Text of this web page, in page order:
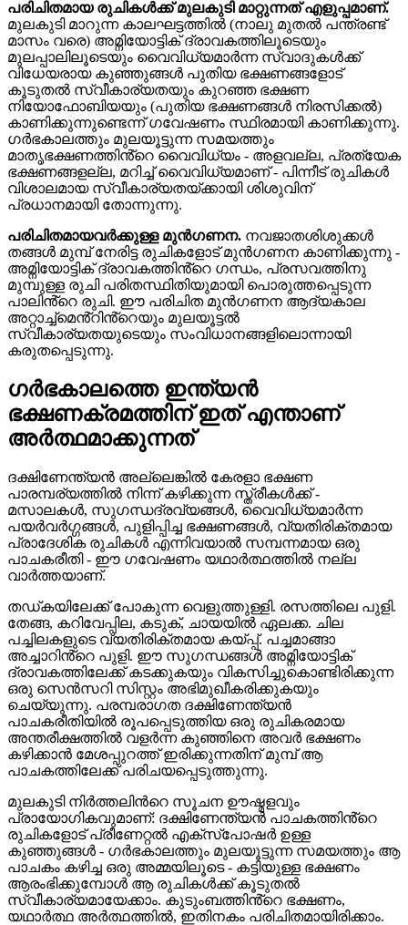
പരിചിതമായ രുചികൾക്ക് മുലകുടി മാറ്റുന്നത് എളുപ്പമാണ്.
മുലകുടി മാറുന്ന കാലഘട്ടത്തിൽ (നാലു മുതൽ പന്ത്രണ്ട്
മാസം വരെ) അമ്നിയോട്ടിക് ദ്രാവകത്തിലൂടെയും
മുലപ്പാലിലൂടെയും വൈവിധ്യമാർന്ന സ്വാദുകൾക്ക്
വിധേയരായ കുഞ്ഞുങ്ങൾ പുതിയ ഭക്ഷണങ്ങളോട്
കൂടുതൽ സ്വീകാര്യതയും കുറഞ്ഞ ഭക്ഷണ
നിയോഫോബിയയും (പുതിയ ഭക്ഷണങ്ങൾ നിരസിക്കൽ)
കാണിക്കുന്നുണ്ടെന്ന് ഗവേഷണം സ്ഥിരമായി കാണിക്കുന്നു.
ഗർഭകാലത്തും മുലയൂട്ടുന്ന സമയത്തും
മാതൃഭക്ഷണത്തിൻ്റെ വൈവിധ്യം - അളവല്ല, പ്രത്യേക
ഭക്ഷണങ്ങളല്ല, മറിച്ച് വൈവിധ്യമാണ് - പിന്നീട് രുചികൾ
വിശാലമായ സ്വീകാര്യതയ്ക്കായി ശിശുവിന്
പ്രധാനമായി തോന്നുന്നു.
പരിചിതമായവർക്കുള്ള മുൻഗണന. നവജാതശിശുക്കൾ
തങ്ങൾ മുമ്പ് നേരിട്ട രുചികളോട് മുൻഗണന കാണിക്കുന്നു -
അമ്നിയോട്ടിക് ദ്രാവകത്തിൻ്റെ ഗന്ധം, പ്രസവത്തിനു
മുമ്പുള്ള രുചി പരിതസ്ഥിതിയുമായി പൊരുത്തപ്പെടുന്ന
പാലിൻ്റെ രുചി. ഈ പരിചിത മുൻഗണന ആദ്യകാല
അറ്റാച്ച്മെൻ്റിൻ്റെയും മുലയൂട്ടൽ
സ്വീകാര്യതയുടെയും സംവിധാനങ്ങളിലൊന്നായി
കരുതപ്പെടുന്നു.
ഗർഭകാലത്തെ ഇന്ത്യൻ
ഭക്ഷണക്രമത്തിന് ഇത് എന്താണ്
അർത്ഥമാക്കുന്നത്
ദക്ഷിണേന്ത്യൻ അല്ലെങ്കിൽ കേരളാ ഭക്ഷണ
പാരമ്പര്യത്തിൽ നിന്ന് കഴിക്കുന്ന സ്ത്രീകൾക്ക് -
മസാലകൾ, സുഗന്ധദ്രവ്യങ്ങൾ, വൈവിധ്യമാർന്ന
പയർവർഗ്ഗങ്ങൾ, പുളിപ്പിച്ച ഭക്ഷണങ്ങൾ, വ്യതിരിക്തമായ
പ്രാദേശിക രുചികൾ എന്നിവയാൽ സമ്പന്നമായ ഒരു
പാചകരീതി - ഈ ഗവേഷണം യഥാർത്ഥത്തിൽ നല്ല
വാർത്തയാണ്.
തഡ്കയിലേക്ക് പോകുന്ന വെളുത്തുള്ളി. രസത്തിലെ പുളി.
തേങ്ങ, കറിവേപ്പില, കടുക്, ചായയിൽ ഏലക്ക. ചില
പച്ചിലകളുടെ വ്യതിരിക്തമായ കയ്പ്പ്. പച്ചമാങ്ങാ
അച്ചാറിൻ്റെ പുളി. ഈ സുഗന്ധങ്ങൾ അമ്നിയോട്ടിക്
ദ്രാവകത്തിലേക്ക് കടക്കുകയും വികസിച്ചുകൊണ്ടിരിക്കുന്ന
ഒരു സെൻസറി സിസ്റ്റം അഭിമുഖീകരിക്കുകയും
ചെയ്യുന്നു. പരമ്പരാഗത ദക്ഷിണേന്ത്യൻ
പാചകരീതിയിൽ രൂപപ്പെടുത്തിയ ഒരു രുചികരമായ
അന്തരീക്ഷത്തിൽ വളർന്ന കുഞ്ഞിനെ അവർ ഭക്ഷണം
കഴിക്കാൻ മേശപ്പുറത്ത് ഇരിക്കുന്നതിന് മുമ്പ് ആ
പാചകത്തിലേക്ക് പരിചയപ്പെടുത്തുന്നു.
മുലകുടി നിർത്തലിൻറെ സൂചന ഊഷ്മളവും
പ്രായോഗികവുമാണ്: ദക്ഷിണേന്ത്യൻ പാചകത്തിൻ്റെ
രുചികളോട് പ്രീണേറ്റൽ എക്സ്പോഷർ ഉള്ള
കുഞ്ഞുങ്ങൾ - ഗർഭകാലത്തും മുലയൂട്ടുന്ന സമയത്തും ആ
പാചകം കഴിച്ച ഒരു അമ്മയിലൂടെ - കട്ടിയുള്ള ഭക്ഷണം
ആരംഭിക്കുമ്പോൾ ആ രുചികൾക്ക് കൂടുതൽ
സ്വീകാര്യമായേക്കാം. കുടുംബത്തിൻ്റെ ഭക്ഷണം,
യഥാർത്ഥ അർത്ഥത്തിൽ, ഇതിനകം പരിചിതമായിരിക്കാം.